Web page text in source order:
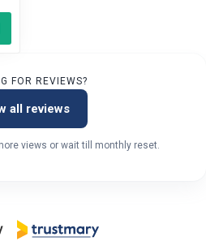
FOR REVIEWS?
all reviews
views or wait till monthly reset.